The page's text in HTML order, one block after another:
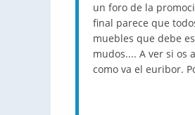
un foro de la
final parece que
muebles que debe
mudos.... A ver si os
como va el euribor.